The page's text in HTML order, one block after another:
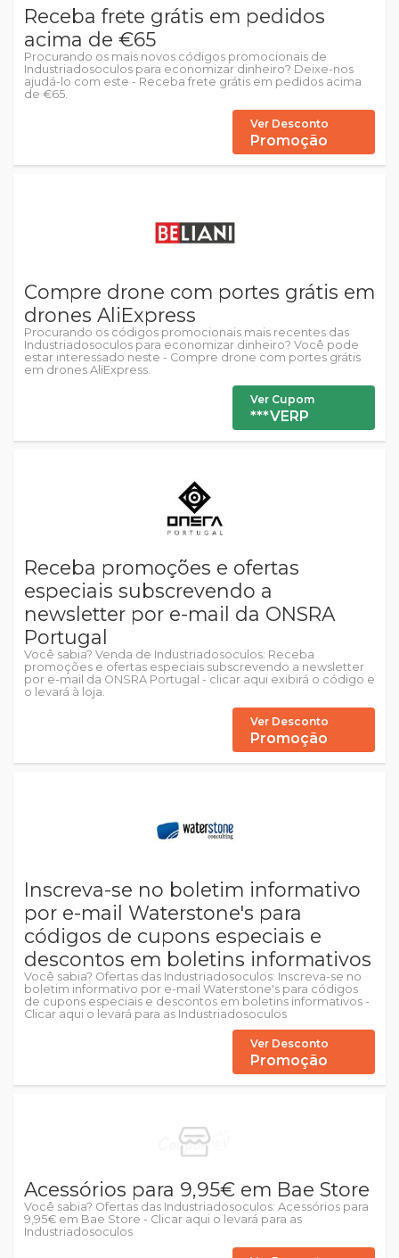
Receba frete grátis em pedidos
acima de €65
Procurando os mais novos códigos promocionais de
Industriadosoculos para economizar dinheiro? Deixe-nos
ajudá-lo com este - Receba frete grátis em pedidos acima
de €65.
Ver Desconto
Promoção
Compre drone com portes grátis em
drones AliExpress
Procurando os códigos promocionais mais recentes das
Industriadosoculos para economizar dinheiro? Você pode
estar interessado neste - Compre drone com portes grátis
em drones AliExpress.
Ver Cupom
***VERP
Receba promoções e ofertas
especiais subscrevendo a
newsletter por e-mail da ONSRA
Portugal
Você sabia? Venda de Industriadosoculos: Receba
promoções e ofertas especiais subscrevendo a newsletter
por e-mail da ONSRA Portugal - clicar aqui exibirá o código e
o levará à loja.
Ver Desconto
Promoção
Inscreva-se no boletim informativo
por e-mail Waterstone's para
códigos de cupons especiais e
descontos em boletins informativos
Você sabia? Ofertas das Industriadosoculos: Inscreva-se no
boletim informativo por e-mail Waterstone's para códigos
de cupons especiais e descontos em boletins informativos -
Clicar aqui o levará para as Industriadosoculos
Ver Desconto
Promoção
Acessórios para 9,95€ em Bae Store
Você sabia? Ofertas das Industriadosoculos: Acessórios para
9,95€ em Bae Store - Clicar aqui o levará para as
Industriadosoculos